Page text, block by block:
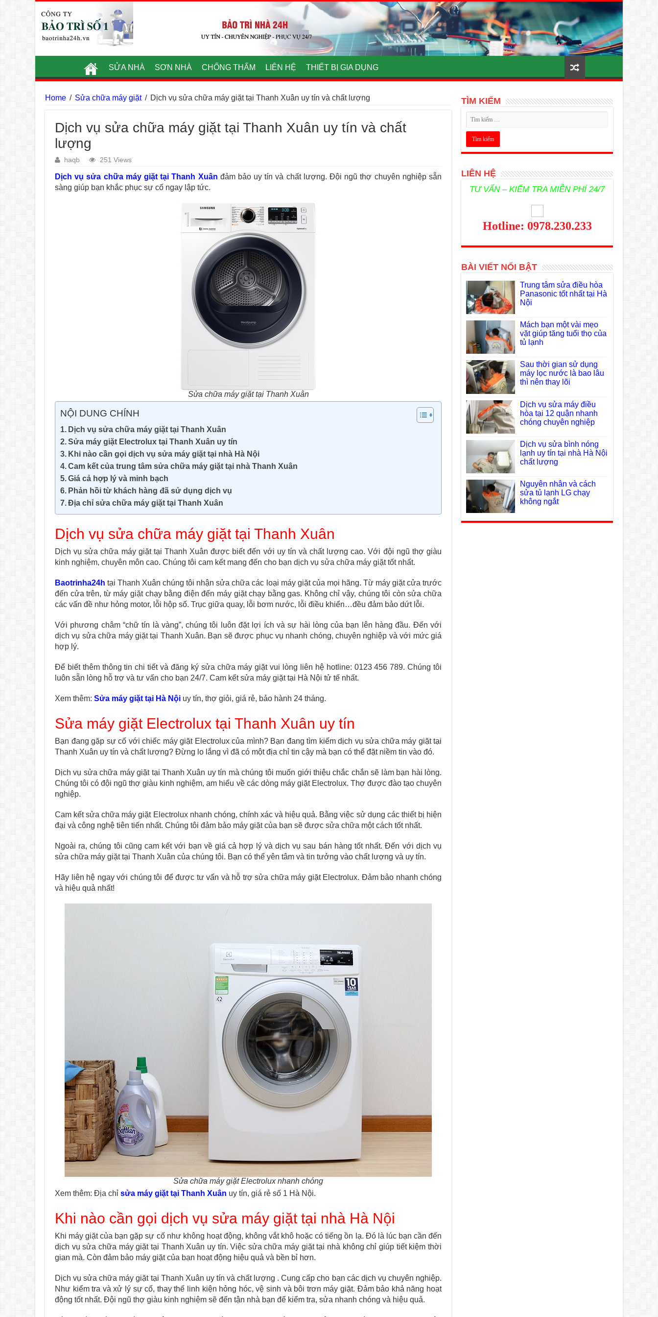
SỬA NHÀ SƠN NHÀ CHỐNG THẤM LIÊN HỆ THIẾT BỊ GIA DỤNG
Home / Sửa chữa máy giặt / Dịch vụ sửa chữa máy giặt tại Thanh Xuân uy tín và chất lượng
Dịch vụ sửa chữa máy giặt tại Thanh Xuân uy tín và chất
lượng
haqb 251 Views
Dịch vụ sửa chữa máy giặt tại Thanh Xuân đảm bảo uy tín và chất lượng. Đội ngũ thợ chuyên nghiệp sẵn
sàng giúp bạn khắc phục sự cố ngay lập tức.
Sửa chữa máy giặt tại Thanh Xuân
NỘI DUNG CHÍNH
Dịch vụ sửa chữa máy giặt tại Thanh Xuân
Sửa máy giặt Electrolux tại Thanh Xuân uy tín
Khi nào cần gọi dịch vụ sửa máy giặt tại nhà Hà Nội
Cam kết của trung tâm sửa chữa máy giặt tại nhà Thanh Xuân
Giá cả hợp lý và minh bạch
Phản hồi từ khách hàng đã sử dụng dịch vụ
Địa chỉ sửa chữa máy giặt tại Thanh Xuân
Dịch vụ sửa chữa máy giặt tại Thanh Xuân
Dịch vụ sửa chữa máy giặt tại Thanh Xuân được biết đến với uy tín và chất lượng cao. Với đội ngũ thợ giàu
kinh nghiệm, chuyên môn cao. Chúng tôi cam kết mang đến cho bạn dịch vụ sửa chữa máy giặt tốt nhất.
Baotrinha24h tại Thanh Xuân chúng tôi nhận sửa chữa các loại máy giặt của mọi hãng. Từ máy giặt cửa trước
đến cửa trên, từ máy giặt chạy bằng điện đến máy giặt chạy bằng gas. Không chỉ vậy, chúng tôi còn sửa chữa
các vấn đề như hỏng motor, lỗi hộp số. Trục giữa quay, lỗi bơm nước, lỗi điều khiển…đều đảm bảo dứt lỗi.
Với phương châm “chữ tín là vàng”, chúng tôi luôn đặt lợi ích và sự hài lòng của bạn lên hàng đầu. Đến với
dịch vụ sửa chữa máy giặt tại Thanh Xuân. Bạn sẽ được phục vụ nhanh chóng, chuyên nghiệp và với mức giá
hợp lý.
Để biết thêm thông tin chi tiết và đăng ký sửa chữa máy giặt vui lòng liên hệ hotline: 0123 456 789. Chúng tôi
luôn sẵn lòng hỗ trợ và tư vấn cho bạn 24/7. Cam kết sửa máy giặt tại Hà Nội tử tế nhất.
Xem thêm: Sửa máy giặt tại Hà Nội uy tín, thợ giỏi, giá rẻ, bảo hành 24 tháng.
Sửa máy giặt Electrolux tại Thanh Xuân uy tín
Bạn đang gặp sự cố với chiếc máy giặt Electrolux của mình? Bạn đang tìm kiếm dịch vụ sửa chữa máy giặt tại
Thanh Xuân uy tín và chất lượng? Đừng lo lắng vì đã có một địa chỉ tin cậy mà bạn có thể đặt niềm tin vào đó.
Dịch vụ sửa chữa máy giặt tại Thanh Xuân uy tín mà chúng tôi muốn giới thiệu chắc chắn sẽ làm bạn hài lòng.
Chúng tôi có đội ngũ thợ giàu kinh nghiệm, am hiểu về các dòng máy giặt Electrolux. Thợ được đào tạo chuyên
nghiệp.
Cam kết sửa chữa máy giặt Electrolux nhanh chóng, chính xác và hiệu quả. Bằng việc sử dụng các thiết bị hiện
đại và công nghệ tiên tiến nhất. Chúng tôi đảm bảo máy giặt của bạn sẽ được sửa chữa một cách tốt nhất.
Ngoài ra, chúng tôi cũng cam kết với bạn về giá cả hợp lý và dịch vụ sau bán hàng tốt nhất. Đến với dịch vụ
sửa chữa máy giặt tại Thanh Xuân của chúng tôi. Bạn có thể yên tâm và tin tưởng vào chất lượng và uy tín.
Hãy liên hệ ngay với chúng tôi để được tư vấn và hỗ trợ sửa chữa máy giặt Electrolux. Đảm bảo nhanh chóng
và hiệu quả nhất!
Sửa chữa máy giặt Electrolux nhanh chóng
Xem thêm: Địa chỉ sửa máy giặt tại Thanh Xuân uy tín, giá rẻ số 1 Hà Nội.
Khi nào cần gọi dịch vụ sửa máy giặt tại nhà Hà Nội
Khi máy giặt của bạn gặp sự cố như không hoạt động, không vắt khô hoặc có tiếng ồn lạ. Đó là lúc bạn cần đến
dịch vụ sửa chữa máy giặt tại Thanh Xuân uy tín. Việc sửa chữa máy giặt tại nhà không chỉ giúp tiết kiệm thời
gian mà. Còn đảm bảo máy giặt của bạn hoạt động hiệu quả và bền bỉ hơn.
Dịch vụ sửa chữa máy giặt tại Thanh Xuân uy tín và chất lượng . Cung cấp cho bạn các dịch vụ chuyên nghiệp.
Như kiểm tra và xử lý sự cố, thay thế linh kiện hỏng hóc, vệ sinh và bôi trơn máy giặt. Đảm bảo khả năng hoạt
động tốt nhất. Đội ngũ thợ giàu kinh nghiệm sẽ đến tận nhà bạn để kiểm tra, sửa nhanh chóng và hiệu quả.
TÌM KIẾM
LIÊN HỆ
TƯ VẤN – KIỂM TRA MIỄN PHÍ 24/7
Hotline: 0978.230.233
BÀI VIẾT NỔI BẬT
Trung tâm sửa điều hòa
Panasonic tốt nhất tại Hà
Nội
Mách bạn một vài mẹo
vặt giúp tăng tuổi thọ của
tủ lạnh
Sau thời gian sử dụng
máy lọc nước là bao lâu
thì nên thay lõi
Dịch vụ sửa máy điều
hòa tại 12 quận nhanh
chóng chuyên nghiệp
Dịch vụ sửa bình nóng
lạnh uy tín tại nhà Hà Nội
chất lượng
Nguyên nhân và cách
sửa tủ lạnh LG chạy
không ngắt